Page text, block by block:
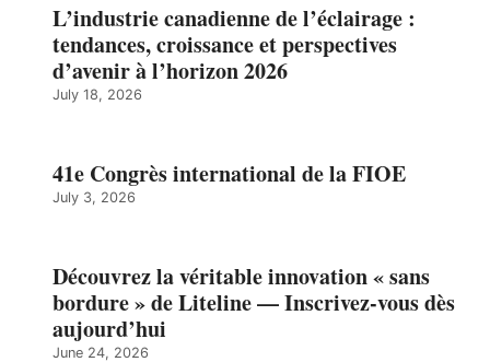
L’industrie canadienne de l’éclairage :
tendances, croissance et perspectives
d’avenir à l’horizon 2026
July 18, 2026
41e Congrès international de la FIOE
July 3, 2026
Découvrez la véritable innovation « sans
bordure » de Liteline — Inscrivez-vous dès
aujourd’hui
June 24, 2026